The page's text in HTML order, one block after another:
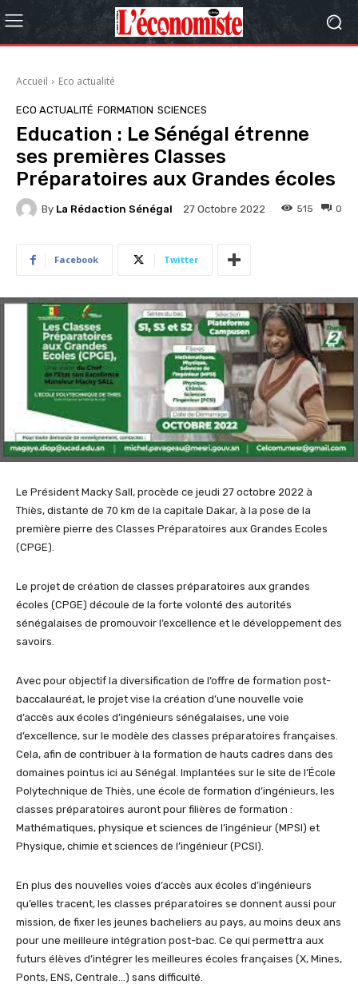
Accueil Eco actualité
ECO ACTUALITÉ FORMATION SCIENCES
Education : Le Sénégal étrenne
ses premières Classes
Préparatoires aux Grandes écoles
By La Rédaction Sénégal 27 Octobre 2022 0
515
Facebook Twitter
Le Président Macky Sall, procède ce jeudi 27 octobre 2022 à
Thiès, distante de 70 km de la capitale Dakar, à la pose de la
première pierre des Classes Préparatoires aux Grandes Ecoles
(CPGE).
Le projet de création de classes préparatoires aux grandes
écoles (CPGE) découle de la forte volonté des autorités
sénégalaises de promouvoir l’excellence et le développement des
savoirs.
Avec pour objectif la diversification de l’offre de formation post-
baccalauréat, le projet vise la création d’une nouvelle voie
d’accès aux écoles d’ingénieurs sénégalaises, une voie
d’excellence, sur le modèle des classes préparatoires fran­çaises.
Cela, afin de contribuer à la formation de hauts cadres dans des
domaines pointus ici au Sénégal. Implantées sur le site de l’École
Poly­technique de Thiès, une école de formation d’in­génieurs, les
classes préparatoires auront pour filières de formation :
Mathématiques, physique et sciences de l’ingénieur (MPSI) et
Physique, chimie et sciences de l’ingénieur (PCSI).
En plus des nouvelles voies d’accès aux écoles d’ingénieurs
qu’elles tracent, les classes prépa­ratoires se donnent aussi pour
mission, de fixer les jeunes bacheliers au pays, au moins deux ans
pour une meilleure intégration post-bac. Ce qui permettra aux
futurs élèves d’intégrer les meil­leures écoles françaises (X, Mines,
Ponts, ENS, Centrale…) sans difficulté.